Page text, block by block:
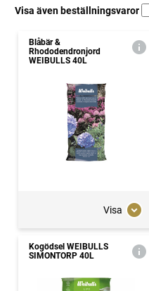
Visa även beställningsvaror
Blåbär &
Rhododendronjord
WEIBULLS 40L
Visa
Kogödsel WEIBULLS
SIMONTORP 40L